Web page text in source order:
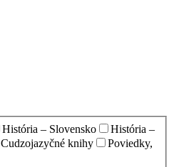
História – Slovensko
História –
Cudzojazyčné knihy
Poviedky,